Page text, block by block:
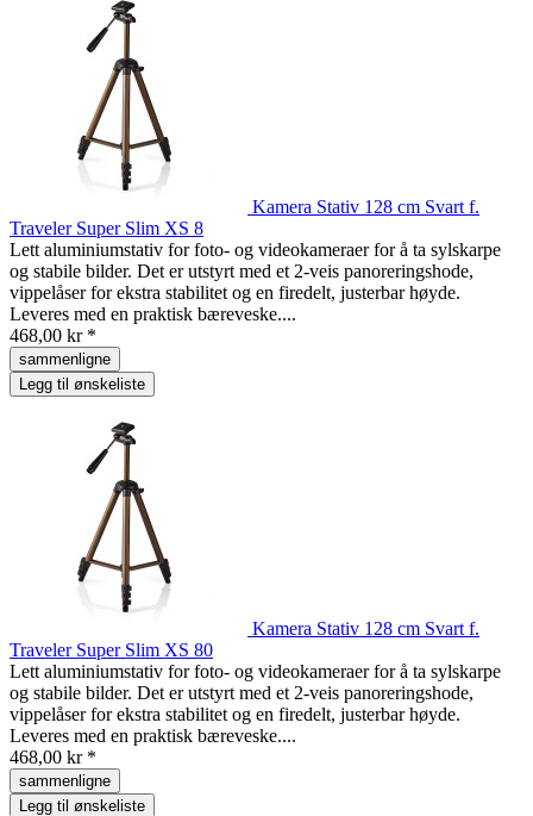
Kamera Stativ 128 cm Svart f.
Traveler Super Slim XS 8
Lett aluminiumstativ for foto- og videokameraer for å ta sylskarpe
og stabile bilder. Det er utstyrt med et 2-veis panoreringshode,
vippelåser for ekstra stabilitet og en firedelt, justerbar høyde.
Leveres med en praktisk bæreveske....
468,00 kr *
sammenligne
Legg til ønskeliste
Kamera Stativ 128 cm Svart f.
Traveler Super Slim XS 80
Lett aluminiumstativ for foto- og videokameraer for å ta sylskarpe
og stabile bilder. Det er utstyrt med et 2-veis panoreringshode,
vippelåser for ekstra stabilitet og en firedelt, justerbar høyde.
Leveres med en praktisk bæreveske....
468,00 kr *
sammenligne
Legg til ønskeliste